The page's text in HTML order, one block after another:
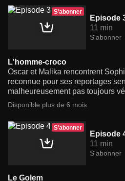
S'abonner
Episode
11 min
S'abonner
L'homme-croco
Oscar et Malika rencontrent
reconnue pour ses reportages
malheureusement pas toujours
Disponible plus de 6 mois
S'abonner
Episode
11 min
S'abonner
Le Golem